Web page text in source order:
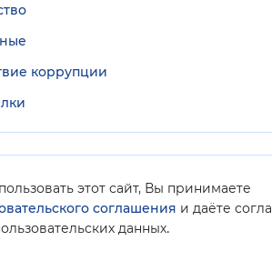
этот сайт, Вы принимаете
соглашения и даёте
данных.
коррупции